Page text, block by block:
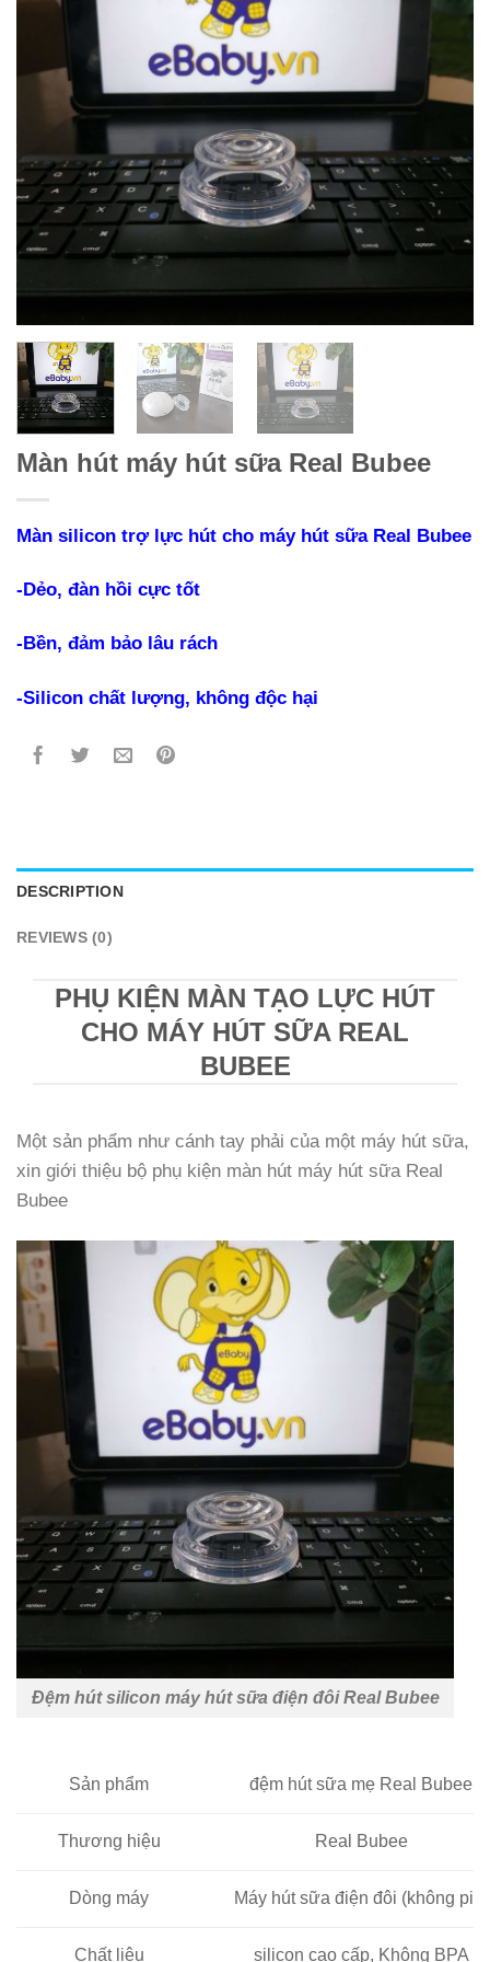
Màn hút máy hút sữa Real Bubee
Màn silicon trợ lực hút cho máy hút sữa Real Bubee
-Dẻo, đàn hồi cực tốt
-Bền, đảm bảo lâu rách
-Silicon chất lượng, không độc hại
DESCRIPTION
REVIEWS (0)
PHỤ KIỆN MÀN TẠO LỰC HÚT
CHO MÁY HÚT SỮA REAL
BUBEE
Một sản phẩm như cánh tay phải của một máy hút sữa,
xin giới thiệu bộ phụ kiện màn hút máy hút sữa Real
Bubee
Đệm hút silicon máy hút sữa điện đôi Real Bubee
Sản phẩm đệm hút sữa mẹ Real Bubee
Thương hiệu Real Bubee
Dòng máy Máy hút sữa điện đôi (không pin)
Chất liệu silicon cao cấp, Không BPA